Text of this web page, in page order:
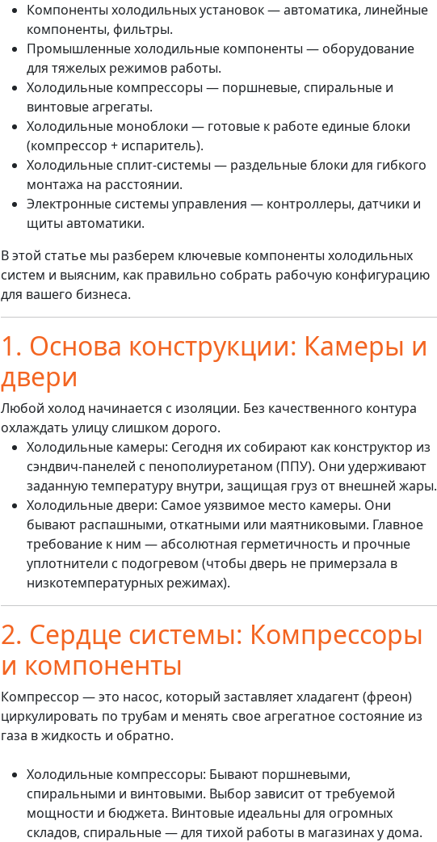
Компоненты холодильных установок — автоматика, линейные
компоненты, фильтры.
Промышленные холодильные компоненты — оборудование
для тяжелых режимов работы.
Холодильные компрессоры — поршневые, спиральные и
винтовые агрегаты.
Холодильные моноблоки — готовые к работе единые блоки
(компрессор + испаритель).
Холодильные сплит-системы — раздельные блоки для гибкого
монтажа на расстоянии.
Электронные системы управления — контроллеры, датчики и
щиты автоматики.
В этой статье мы разберем ключевые компоненты холодильных
систем и выясним, как правильно собрать рабочую конфигурацию
для вашего бизнеса.
1. Основа конструкции: Камеры и
двери
Любой холод начинается с изоляции. Без качественного контура
охлаждать улицу слишком дорого.
Холодильные камеры: Сегодня их собирают как конструктор из
сэндвич-панелей с пенополиуретаном (ППУ). Они удерживают
заданную температуру внутри, защищая груз от внешней жары.
Холодильные двери: Самое уязвимое место камеры. Они
бывают распашными, откатными или маятниковыми. Главное
требование к ним — абсолютная герметичность и прочные
уплотнители с подогревом (чтобы дверь не примерзала в
низкотемпературных режимах).
2. Сердце системы: Компрессоры
и компоненты
Компрессор — это насос, который заставляет хладагент (фреон)
циркулировать по трубам и менять свое агрегатное состояние из
газа в жидкость и обратно.
Холодильные компрессоры: Бывают поршневыми,
спиральными и винтовыми. Выбор зависит от требуемой
мощности и бюджета. Винтовые идеальны для огромных
складов, спиральные — для тихой работы в магазинах у дома.